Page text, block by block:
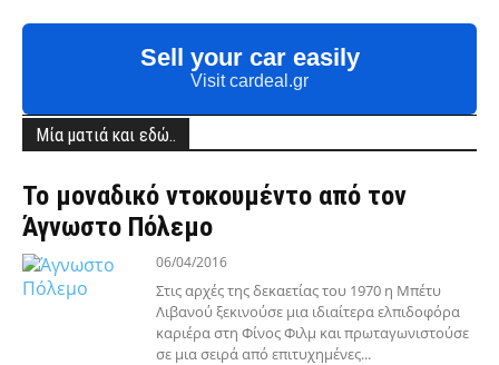
Sell your car easily
Visit cardeal.gr
Μία ματιά και εδώ..
Το μοναδικό ντοκουμέντο από τον
Άγνωστο Πόλεμο
06/04/2016
Στις αρχές της δεκαετίας του 1970 η Μπέτυ
Λιβανού ξεκινούσε μια ιδιαίτερα ελπιδοφόρα
καριέρα στη Φίνος Φιλμ και πρωταγωνιστούσε
σε μια σειρά από επιτυχημένες...